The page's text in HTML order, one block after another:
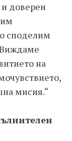
доверен
споделим
на
мисия.“